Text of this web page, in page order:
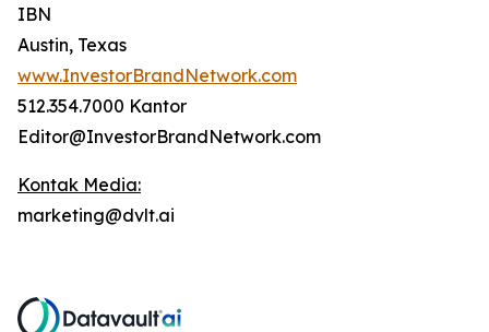
IBN
Austin, Texas
www.InvestorBrandNetwork.com
512.354.7000 Kantor
Editor@InvestorBrandNetwork.com
Kontak Media:
marketing@dvlt.ai